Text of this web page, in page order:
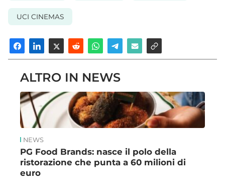
UCI CINEMAS
ALTRO IN NEWS
NEWS
PG Food Brands: nasce il polo della
ristorazione che punta a 60 milioni di
euro